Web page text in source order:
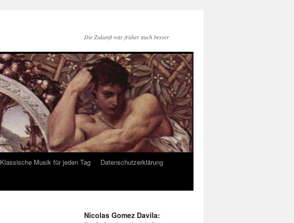
Die Zukunft war früher auch besser
Klassische Musik für jeden Tag
Datenschutzerklärung
Nicolas Gomez Davila: